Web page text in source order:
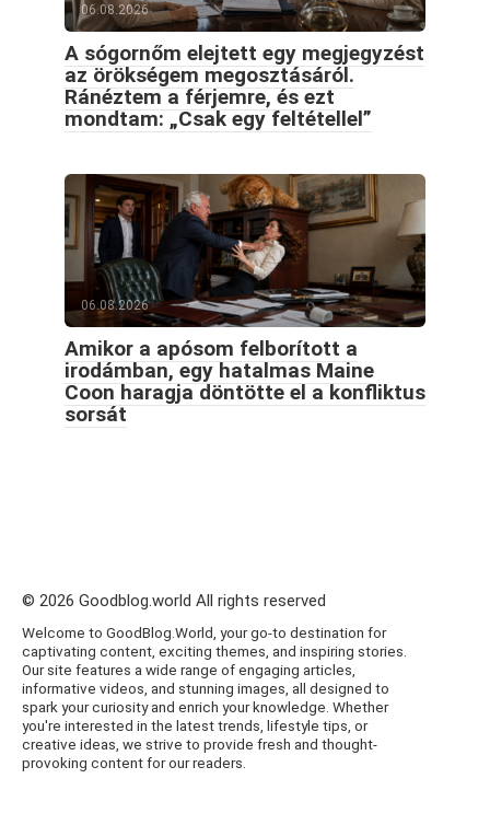
06.08.2026
A sógornőm elejtett egy megjegyzést
az örökségem megosztásáról.
Ránéztem a férjemre, és ezt
mondtam: „Csak egy feltétellel”
06.08.2026
Amikor a apósom felborított a
irodámban, egy hatalmas Maine
Coon haragja döntötte el a konfliktus
sorsát
© 2026 Goodblog.world All rights reserved
Welcome to GoodBlog.World, your go-to destination for
captivating content, exciting themes, and inspiring stories.
Our site features a wide range of engaging articles,
informative videos, and stunning images, all designed to
spark your curiosity and enrich your knowledge. Whether
you're interested in the latest trends, lifestyle tips, or
creative ideas, we strive to provide fresh and thought-
provoking content for our readers.